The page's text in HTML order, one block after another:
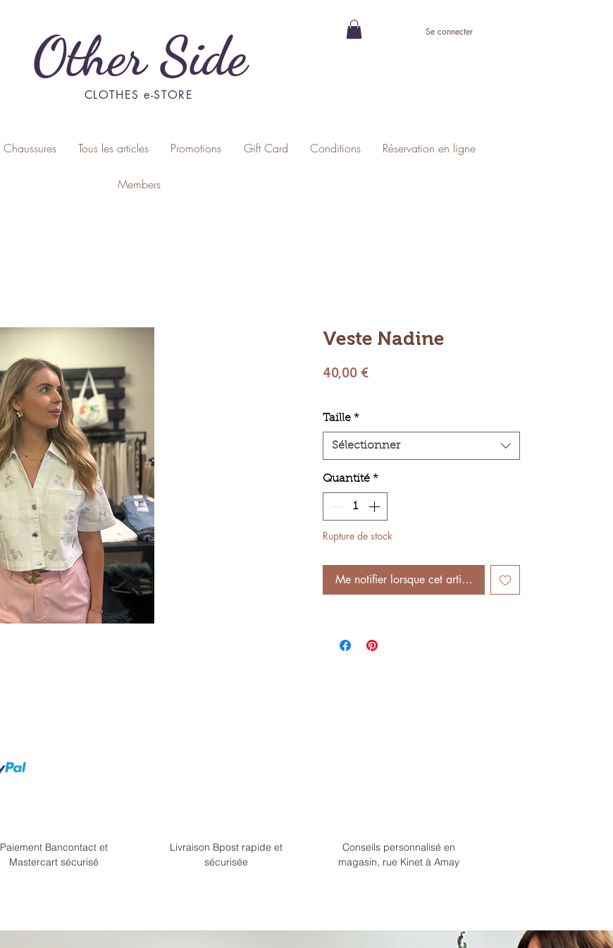
Other Side
CLOTHES e-STORE
Se connecter
Chaussures Tous les articles Promotions Gift Card Conditions Réservation en ligne
Members
Veste Nadine
40,00 €Prix
Taille *
Sélectionner
Quantité *
Rupture de stock
Me notifier lorsque cet article est disponible
Paiement Bancontact et
Mastercart sécurisé
Livraison Bpost rapide et
sécurisée
Conseils personnalisé en
magasin, rue Kinet à Amay